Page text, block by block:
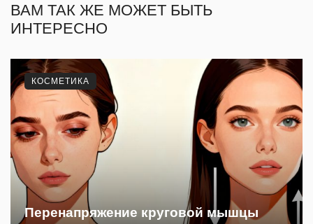
ВАМ ТАК ЖЕ МОЖЕТ БЫТЬ
ИНТЕРЕСНО
Перенапряжение круговой мышцы
КОСМЕТИКА